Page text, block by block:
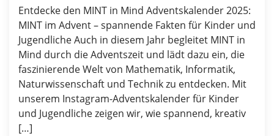
Entdecke den MINT in Mind Adventskalender 2025:
MINT im Advent – spannende Fakten für Kinder und
Jugendliche Auch in diesem Jahr begleitet MINT in
Mind durch die Adventszeit und lädt dazu ein, die
faszinierende Welt von Mathematik, Informatik,
Naturwissenschaft und Technik zu entdecken. Mit
unserem Instagram-Adventskalender für Kinder
und Jugendliche zeigen wir, wie spannend, kreativ
[…]